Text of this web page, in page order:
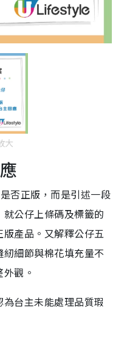
大
否正版，而是引述一段
公仔上條碼及標籤的
產品。又解釋公仔五
細節與棉花填充量不
觀。
台主未能處理品質瑕